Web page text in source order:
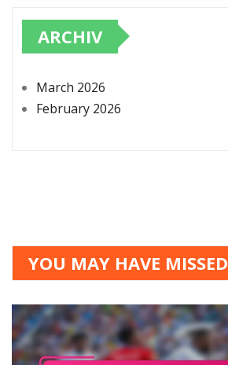
ARCHIV
March 2026
February 2026
YOU MAY HAVE MISSED